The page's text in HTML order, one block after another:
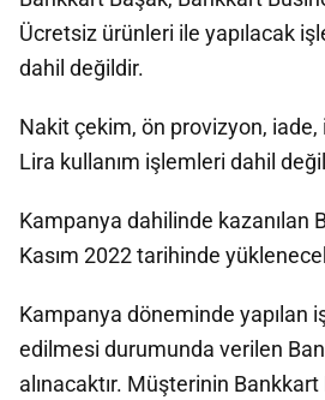
Ücretsiz ürünleri ile yapılacak
dahil değildir.
Nakit çekim, ön provizyon,
Lira kullanım işlemleri dahil
Kampanya dahilinde kazanılan
Kasım 2022 tarihinde
Kampanya döneminde yapılan
edilmesi durumunda verilen
alınacaktır. Müşterinin Bankkart